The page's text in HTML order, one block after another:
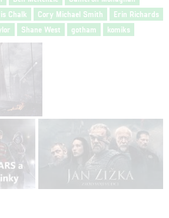
Chalk Cory Michael Smith
Erin Richards
Shane West gotham komiks